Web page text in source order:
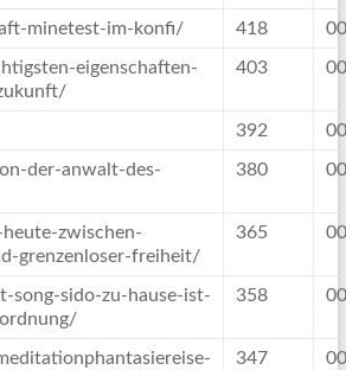
minetest-im-konfi/ 418
eigenschaften-
403
392
der-anwalt-des-
380
zwischen-
grenzenloser-freiheit/
365
song-sido-zu-hause-ist-
358
347